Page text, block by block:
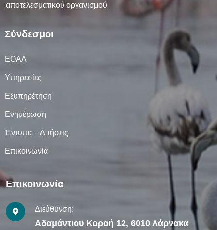
αποτελεσματικού οργανισμού
Σύνδεσμοι
ΕΟΑΛ
Υπηρεσίες
Εξυπηρέτηση
Ενημέρωση
Έντυπα – Αιτήσεις
Επικοινωνία
Επικοινωνία
Διεύθυνση:
Αδαμάντιου Κοραή 12, 6010 Λάρνακα